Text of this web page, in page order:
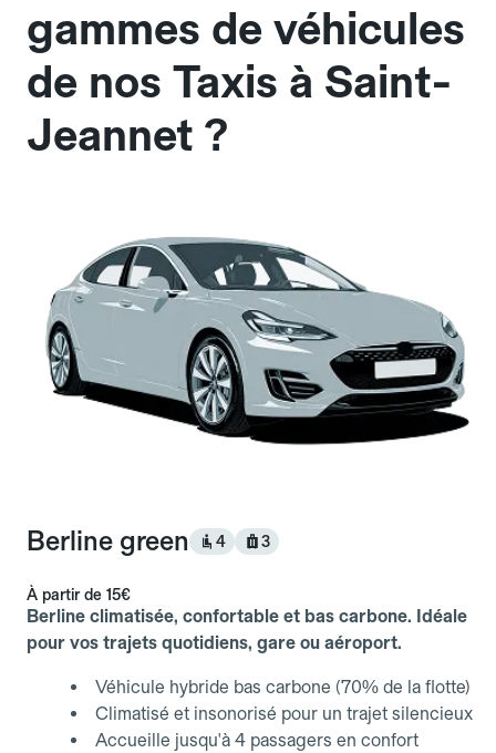
gammes de véhicules
de nos Taxis à Saint-
Jeannet ?
Berline green 4 3
À partir de 15€
Berline climatisée, confortable et bas carbone. Idéale
pour vos trajets quotidiens, gare ou aéroport.
Véhicule hybride bas carbone (70% de la flotte)
Climatisé et insonorisé pour un trajet silencieux
Accueille jusqu'à 4 passagers en confort